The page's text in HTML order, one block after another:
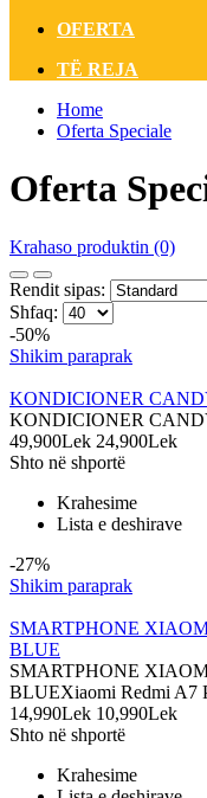
OFERTA
TË REJA
Home
Oferta Speciale
Oferta
Krahaso produktin (0)
Rendit sipas:
Shfaq:
-50%
Shikim paraprak
KONDICIONER
KONDICIONER
49,900Lek 24,900Lek
Shto në shportë
Krahesime
Lista e deshirave
-27%
Shikim paraprak
SMARTPHONE
BLUE
SMARTPHONE
BLUEXiaomi Redmi A7
14,990Lek 10,990Lek
Shto në shportë
Krahesime